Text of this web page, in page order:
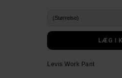
Levis Work Pant